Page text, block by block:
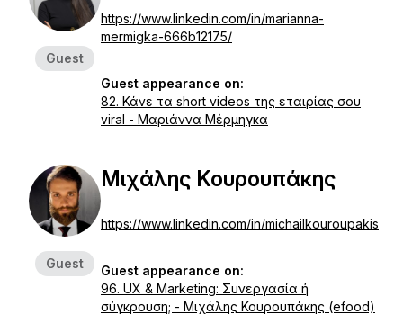
Guest
https://www.linkedin.com/in/marianna-
mermigka-666b12175/
Guest appearance on:
82. Κάνε τα short videos της εταιρίας σου
viral - Μαριάννα Μέρμηγκα
Guest
Μιχάλης Κουρουπάκης
https://www.linkedin.com/in/michailkouroupakis
Guest appearance on:
96. UX & Marketing: Συνεργασία ή
σύγκρουση; - Μιχάλης Κουρουπάκης (efood)